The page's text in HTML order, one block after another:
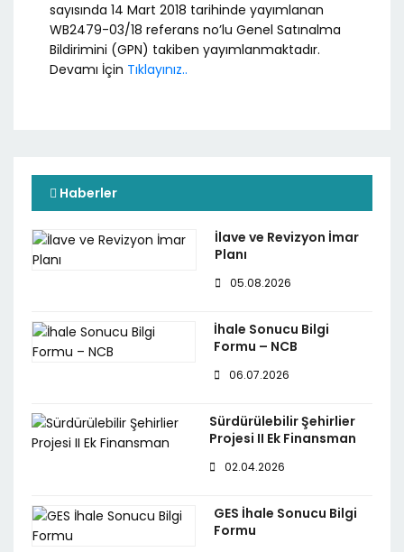
sayısında 14 Mart 2018 tarihinde yayımlanan
WB2479-03/18 referans no’lu Genel Satınalma
Bildirimini (GPN) takiben yayımlanmaktadır.
Devamı İçin Tıklayınız..
Haberler
İlave ve Revizyon İmar
Planı
05.08.2026
İhale Sonucu Bilgi
Formu – NCB
06.07.2026
Sürdürülebilir Şehirlier
Projesi II Ek Finansman
02.04.2026
GES İhale Sonucu Bilgi
Formu